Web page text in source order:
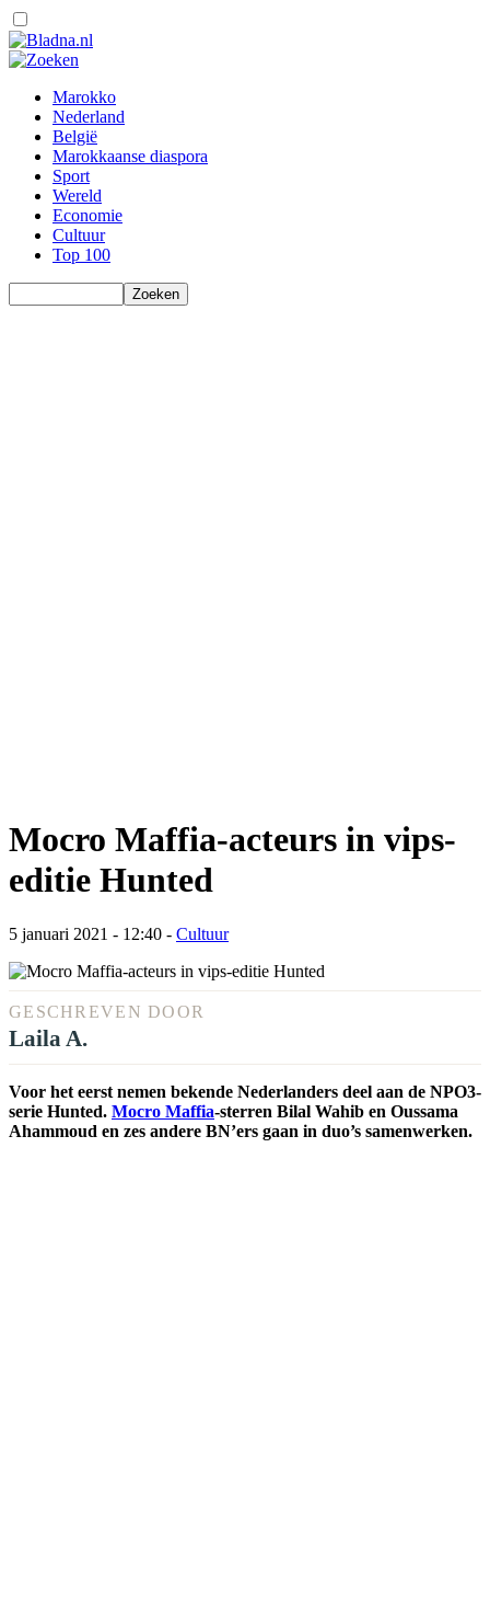
Marokko
Nederland
België
Marokkaanse diaspora
Sport
Wereld
Economie
Cultuur
Top 100
Mocro Maffia-acteurs in vips-
editie Hunted
5 januari 2021 - 12:40 - Cultuur
GESCHREVEN DOOR
Laila A.
Voor het eerst nemen bekende Nederlanders deel aan de NPO3-
serie Hunted. Mocro Maffia-sterren Bilal Wahib en Oussama
Ahammoud en zes andere BN’ers gaan in duo’s samenwerken.